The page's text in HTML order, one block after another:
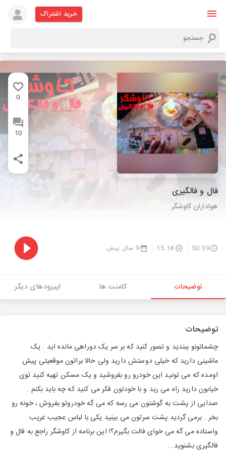
خرید اشتراک
0
10
فال و فالگیری
هواداران کاوشگر
50:39
15.1K 9 سال پیش
توضیحات کامنت ها اپیزودهای دیگر
توضیحات
چشماتونو ببندید و تصور کنید که بر سر یک دوراهی مانده اید . یک
ماشینی دارید که خیلی دوستش دارید ولی حالا براتون موقعیتی پیش
اومده که می تونید این خودرو رو بفروشید و یک مسکن تهیه کنید توی
خیابون دارید راه می رید و با خودتون فکر می کنید که چه باید بکنم .
صدایی از پشت به گوشتون می رسه که می گه خودروتو بفروش ، خونه رو
بخر . برمی گردید پشت سرتون می بینید یکی با لباس عجیب غریب
واستاده می گه می خوای فالت بگیرم؟! این برنامه از کاوشگر راجع به فال و
فالگیری بشنوید...